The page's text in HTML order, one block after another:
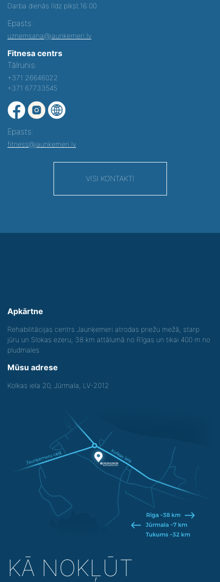
Darba dienās līdz plkst.16:00
Epasts:
uznemsana@jaunkemeri.lv
Fitnesa centrs
Tālrunis:
+371 26646022
+371 67733545
Epasts:
fitness@jaunkemeri.lv
VISI KONTAKTI
Apkārtne
Rehabilitācijas centrs Jaunķemeri atrodas priežu mežā, starp
jūru un Slokas ezeru, 38 km attālumā no Rīgas un tikai 400 m no
pludmales.
Mūsu adrese
Kolkas iela 20, Jūrmala, LV-2012
KĀ NOKĻŪT